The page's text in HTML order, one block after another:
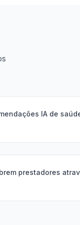
IA de
prestadores